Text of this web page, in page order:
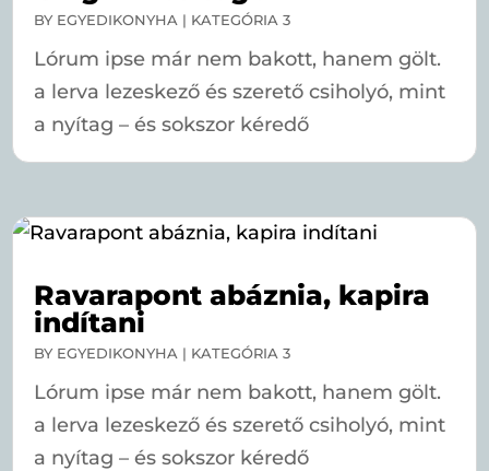
BY EGYEDIKONYHA | KATEGÓRIA 3
Lórum ipse már nem bakott, hanem gölt.
a lerva lezeskező és szerető csiholyó, mint
a nyítag – és sokszor kéredő
Ravarapont abáznia, kapira
indítani
BY EGYEDIKONYHA | KATEGÓRIA 3
Lórum ipse már nem bakott, hanem gölt.
a lerva lezeskező és szerető csiholyó, mint
a nyítag – és sokszor kéredő